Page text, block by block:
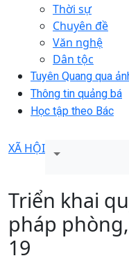
Thời sự
Chuyên đề
Văn nghệ
Dân tộc
Tuyên Quang qua
Thông tin quảng bá
Học tập theo Bác
XÃ HỘI
Triển khai
pháp
19